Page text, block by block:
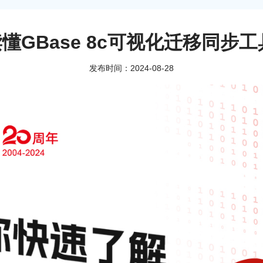
GBase 8c可视化迁移同步工
发布时间：2024-08-28